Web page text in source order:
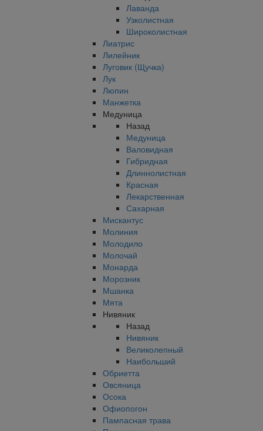
Лаванда
Узколистная
Широколистная
Лиатрис
Лилейник
Луговик (Щучка)
Лук
Люпин
Манжетка
Медуница
Назад
Медуница
Валовидная
Гибридная
Длиннолистная
Красная
Лекарственная
Сахарная
Мискантус
Молиния
Молодило
Молочай
Монарда
Морозник
Мшанка
Мята
Нивяник
Назад
Нивяник
Великолепный
Наибольший
Обриетта
Овсяница
Осока
Офиопогон
Пампасная трава